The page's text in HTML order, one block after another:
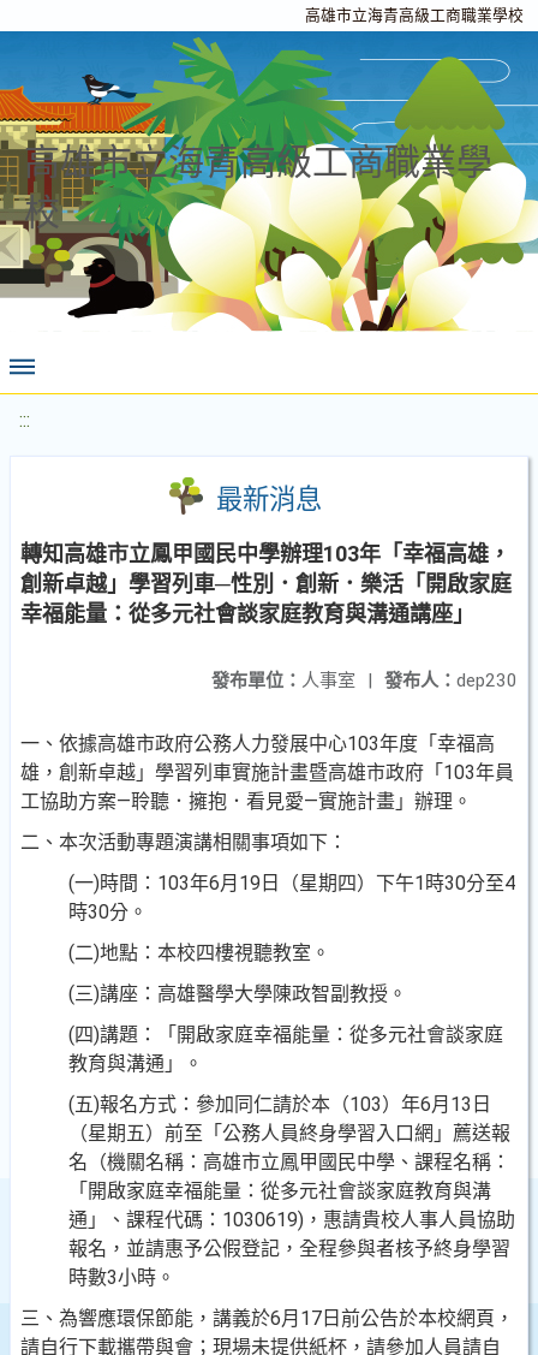
高雄市立海青高級工商職業學校
高雄市立海青高級工商職業學
校
:::
最新消息
轉知高雄市立鳳甲國民中學辦理103年「幸福高雄，
創新卓越」學習列車─性別．創新．樂活「開啟家庭
幸福能量：從多元社會談家庭教育與溝通講座」
發布人： dep230
發布單位： 人事室 |
一、依據高雄市政府公務人力發展中心103年度「幸福高
雄，創新卓越」學習列車實施計畫暨高雄市政府「103年員
工協助方案—聆聽．擁抱．看見愛—實施計畫」辦理。
二、本次活動專題演講相關事項如下：
(一)時間：103年6月19日（星期四）下午1時30分至4
時30分。
(二)地點：本校四樓視聽教室。
(三)講座：高雄醫學大學陳政智副教授。
(四)講題：「開啟家庭幸福能量：從多元社會談家庭
教育與溝通」。
(五)報名方式：參加同仁請於本（103）年6月13日
（星期五）前至「公務人員終身學習入口網」薦送報
名（機關名稱：高雄市立鳳甲國民中學、課程名稱：
「開啟家庭幸福能量：從多元社會談家庭教育與溝
通」、課程代碼：1030619)，惠請貴校人事人員協助
報名，並請惠予公假登記，全程參與者核予終身學習
時數3小時。
三、為響應環保節能，講義於6月17日前公告於本校網頁，
請自行下載攜帶與會；現場未提供紙杯，請參加人員請自